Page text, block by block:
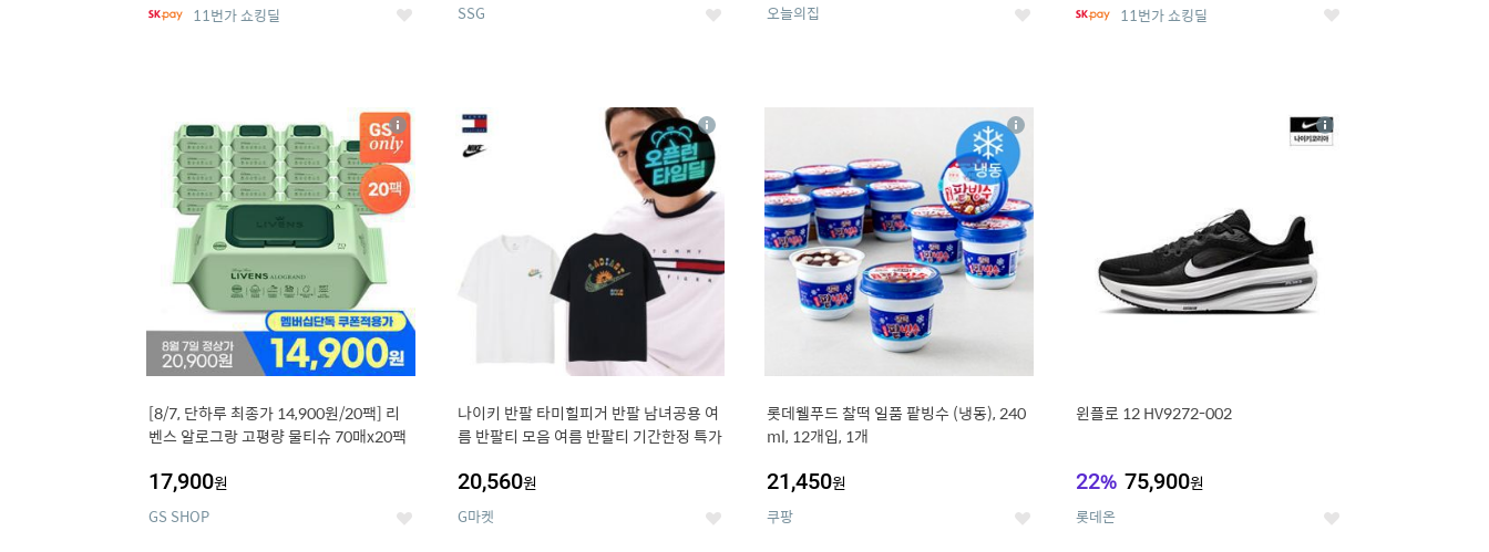
11번가 쇼킹딜 좋 SSG 좋 오늘의집 좋 11번가 쇼킹딜 좋
[8/7, 단하루 최종가 14,900원/20팩] 리
벤스 알로그랑 고평량 물티슈 70매x20팩
17,900원
GS SHOP 좋
상
세
14
나이키 반팔 타미힐피거 반팔 남녀공용 여
름 반팔티 모음 여름 반팔티 기간한정 특가
20,560원
G마켓 좋
상
세
롯데웰푸드 찰떡 일품 팥빙수 (냉동), 240
ml, 12개입, 1개
21,450원
쿠팡 좋
상
세
윈플로 12 HV9272-002
22% 75,900원
롯데온 좋
상
세